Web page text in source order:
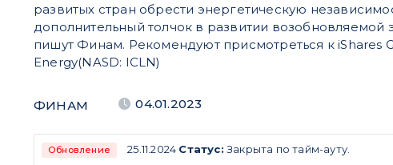
развитых стран обрести энергетическую
дополнительный толчок в развитии возобновляемой
пишут Финам. Рекомендуют присмотреться к iShares
Energy(NASD: ICLN)
ФИНАМ 04.01.2023
Обновление 25.11.2024 Статус: Закрыта по тайм-ауту.